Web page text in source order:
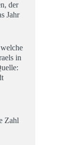
der
Jahr
in
Zahl